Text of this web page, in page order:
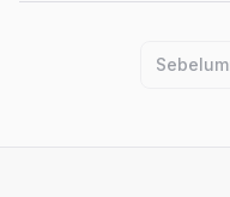
Navigasi